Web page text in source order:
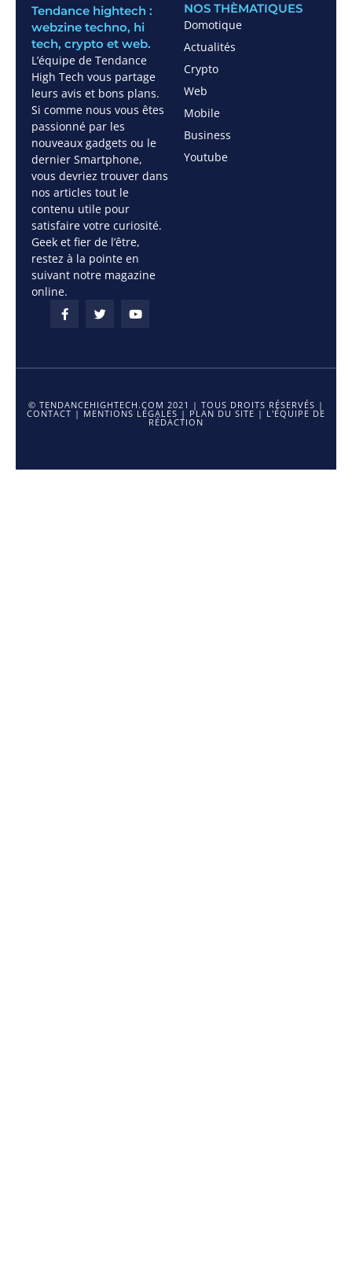
Tendance hightech :
webzine techno, hi
tech, crypto et web.
L’équipe de Tendance
High Tech vous partage
leurs avis et bons plans.
Si comme nous vous êtes
passionné par les
nouveaux gadgets ou le
dernier Smartphone,
vous devriez trouver dans
nos articles tout le
contenu utile pour
satisfaire votre curiosité.
Geek et fier de l’être,
restez à la pointe en
suivant notre magazine
online.
NOS THÈMATIQUES
Domotique
Actualités
Crypto
Web
Mobile
Business
Youtube
© TENDANCEHIGHTECH.COM 2021 | TOUS DROITS RÉSERVÉS |
CONTACT | MENTIONS LÉGALES | PLAN DU SITE | L'ÉQUIPE DE
RÉDACTION